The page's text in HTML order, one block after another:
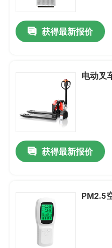
获得最新报价
电动叉
获得最新报价
PM2.5